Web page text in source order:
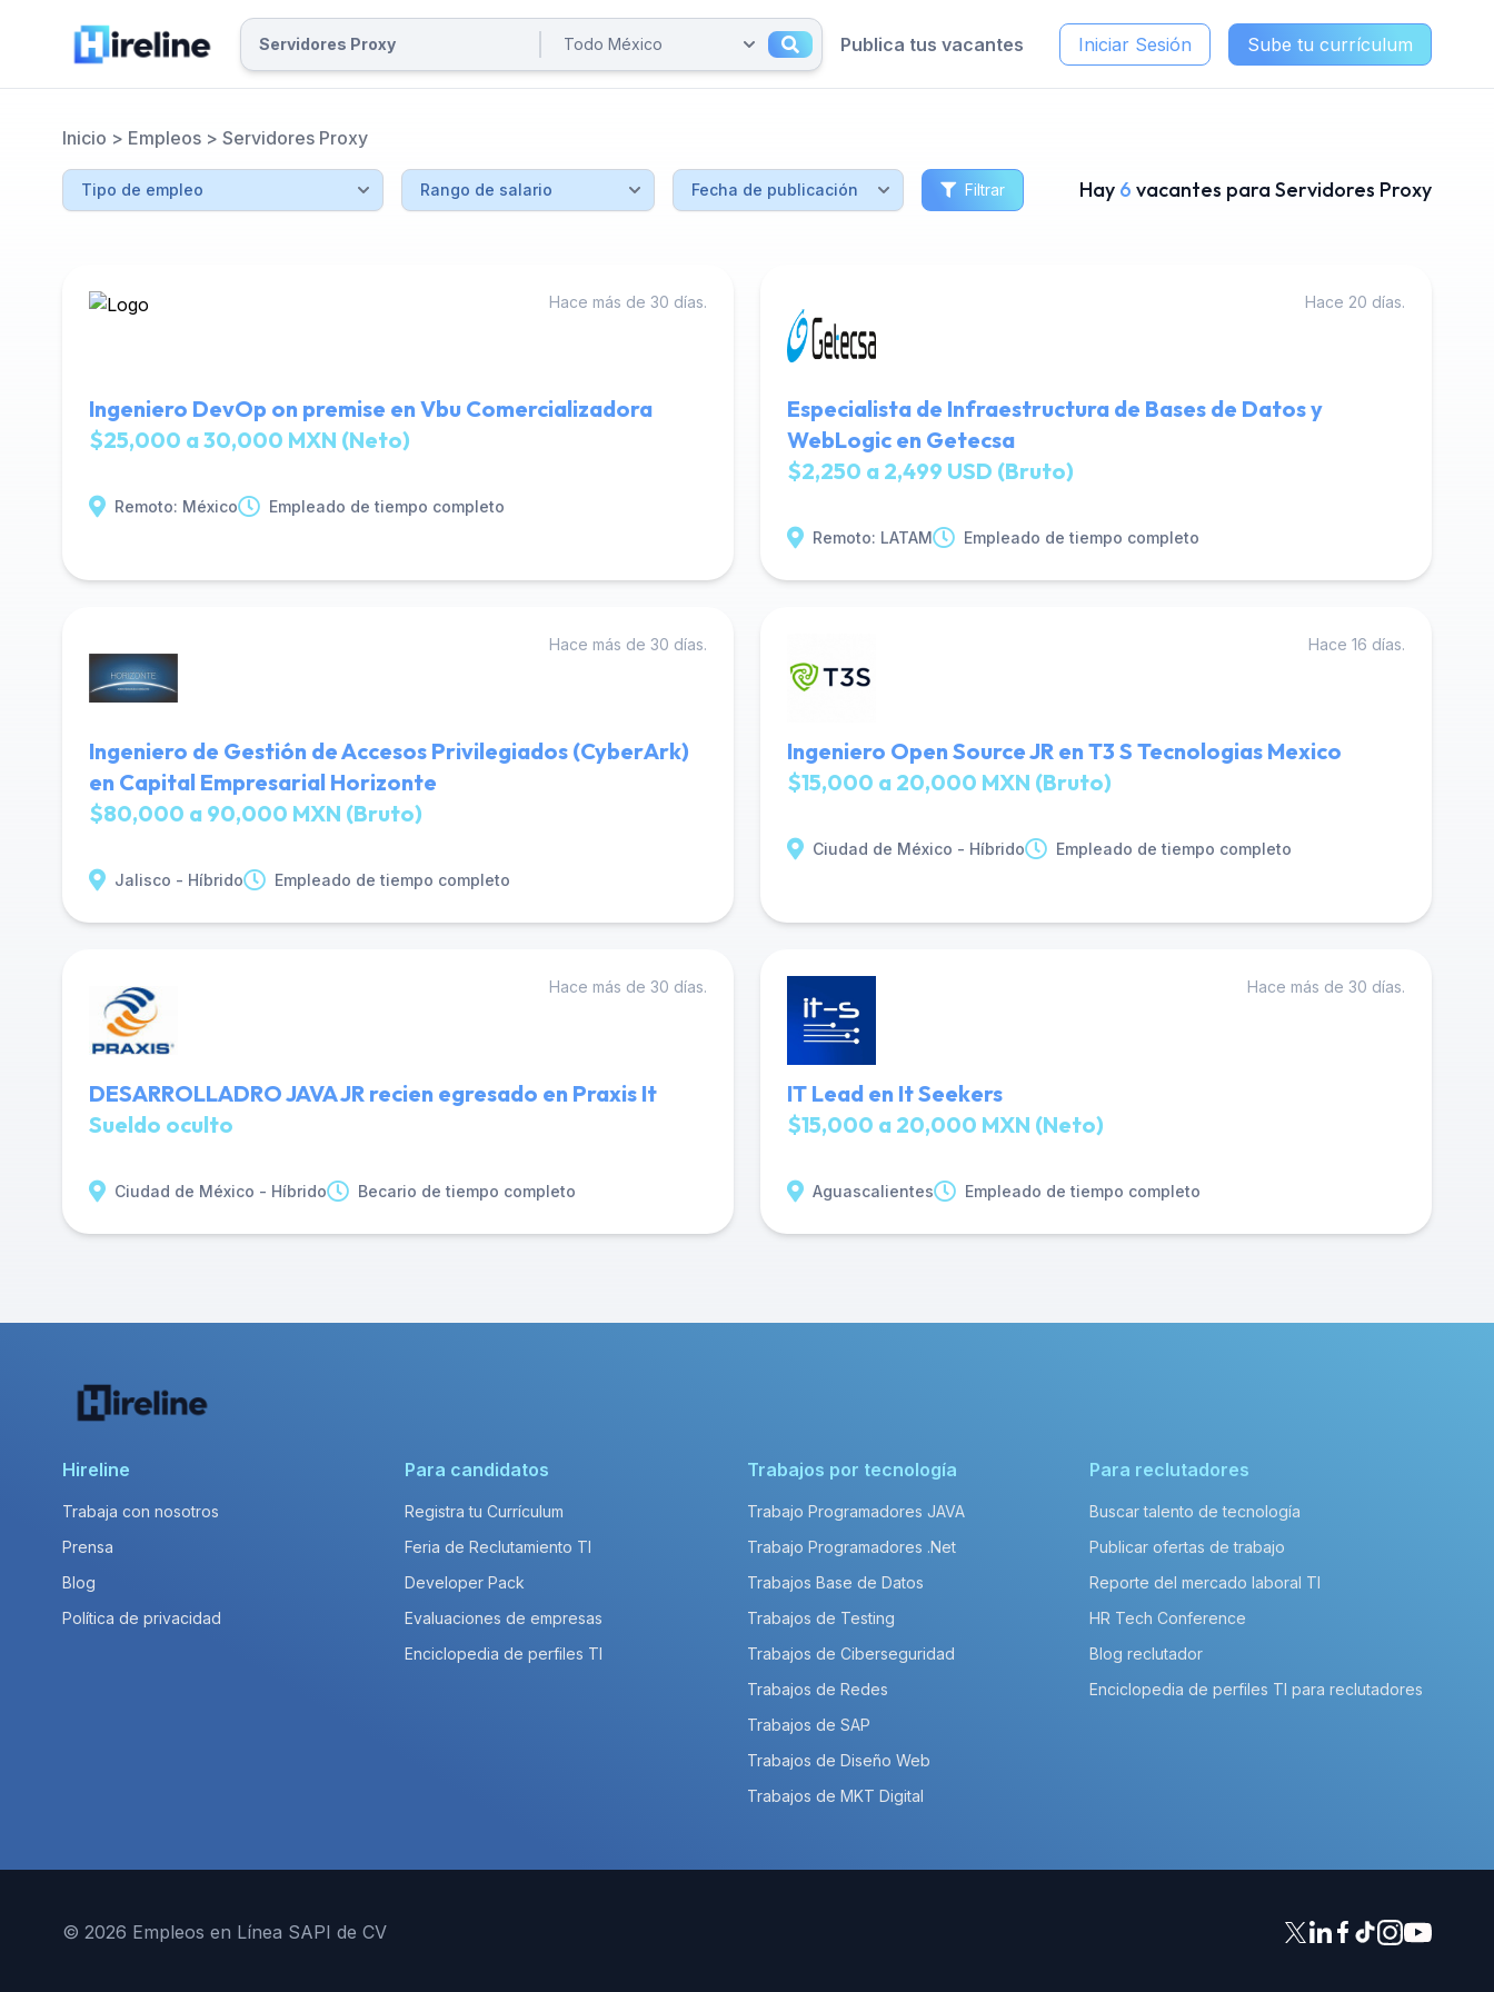
Publica tus vacantes Iniciar Sesión Sube tu currículum
Inicio > Empleos > Servidores Proxy
Filtrar Hay 6 vacantes para Servidores Proxy
Hace más de 30 días.
Ingeniero DevOp on premise en Vbu Comercializadora
$25,000 a 30,000 MXN (Neto)
Remoto: México Empleado de tiempo completo
Hace 20 días.
Especialista de Infraestructura de Bases de Datos y
WebLogic en Getecsa
$2,250 a 2,499 USD (Bruto)
Remoto: LATAM Empleado de tiempo completo
Hace más de 30 días.
Ingeniero de Gestión de Accesos Privilegiados (CyberArk)
en Capital Empresarial Horizonte
$80,000 a 90,000 MXN (Bruto)
Jalisco - Híbrido Empleado de tiempo completo
Hace 16 días.
Ingeniero Open Source JR en T3 S Tecnologias Mexico
$15,000 a 20,000 MXN (Bruto)
Ciudad de México - Híbrido Empleado de tiempo completo
Hace más de 30 días.
DESARROLLADRO JAVA JR recien egresado en Praxis It
Sueldo oculto
Ciudad de México - Híbrido Becario de tiempo completo
Hace más de 30 días.
IT Lead en It Seekers
$15,000 a 20,000 MXN (Neto)
Aguascalientes Empleado de tiempo completo
Hireline
Trabaja con nosotros
Prensa
Blog
Política de privacidad
Para candidatos
Registra tu Currículum
Feria de Reclutamiento TI
Developer Pack
Evaluaciones de empresas
Enciclopedia de perfiles TI
Trabajos por tecnología
Trabajo Programadores JAVA
Trabajo Programadores .Net
Trabajos Base de Datos
Trabajos de Testing
Trabajos de Ciberseguridad
Trabajos de Redes
Trabajos de SAP
Trabajos de Diseño Web
Trabajos de MKT Digital
Para reclutadores
Buscar talento de tecnología
Publicar ofertas de trabajo
Reporte del mercado laboral TI
HR Tech Conference
Blog reclutador
Enciclopedia de perfiles TI para reclutadores
© 2026 Empleos en Línea SAPI de CV